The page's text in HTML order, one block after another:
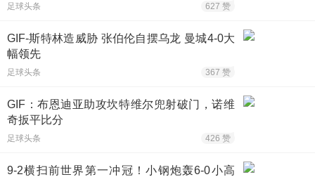
足球头条 627 赞
GIF-斯特林造威胁 张伯伦自摆乌龙 曼城4-0大
幅领先
足球头条 367 赞
GIF：布恩迪亚助攻坎特维尔兜射破门，诺维
奇扳平比分
足球头条 426 赞
9-2横扫前世界第一冲冠！小钢炮轰6-0小高